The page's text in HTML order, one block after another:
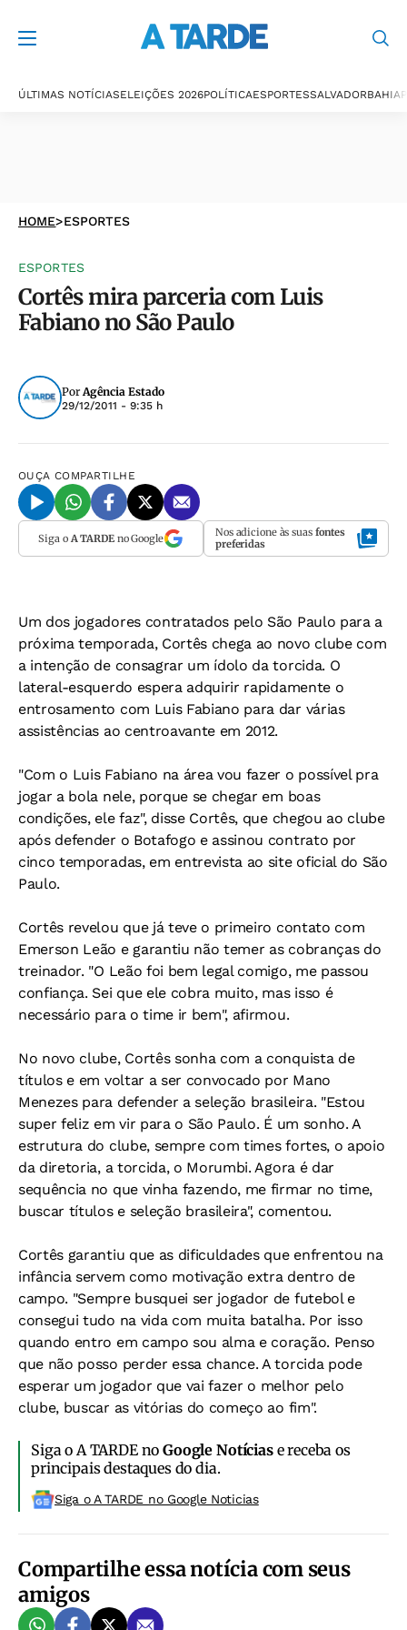
ÚLTIMAS NOTÍCIASELEIÇÕES 2026POLÍTICAESPORTESSALVADORBAHIA
HOME>ESPORTES
ESPORTES
Cortês mira parceria com Luis
Fabiano no São Paulo
PorAgência Estado
29/12/2011 - 9:35 h
OUÇA COMPARTILHE
Siga o A TARDEno Google Nos adicione às suas fontes
preferidas
Um dos jogadores contratados pelo São Paulo para a
próxima temporada, Cortês chega ao novo clube com
a intenção de consagrar um ídolo da torcida. O
lateral-esquerdo espera adquirir rapidamente o
entrosamento com Luis Fabiano para dar várias
assistências ao centroavante em 2012.
"Com o Luis Fabiano na área vou fazer o possível pra
jogar a bola nele, porque se chegar em boas
condições, ele faz", disse Cortês, que chegou ao clube
após defender o Botafogo e assinou contrato por
cinco temporadas, em entrevista ao site oficial do São
Paulo.
Cortês revelou que já teve o primeiro contato com
Emerson Leão e garantiu não temer as cobranças do
treinador. "O Leão foi bem legal comigo, me passou
confiança. Sei que ele cobra muito, mas isso é
necessário para o time ir bem", afirmou.
No novo clube, Cortês sonha com a conquista de
títulos e em voltar a ser convocado por Mano
Menezes para defender a seleção brasileira. "Estou
super feliz em vir para o São Paulo. É um sonho. A
estrutura do clube, sempre com times fortes, o apoio
da diretoria, a torcida, o Morumbi. Agora é dar
sequência no que vinha fazendo, me firmar no time,
buscar títulos e seleção brasileira", comentou.
Cortês garantiu que as dificuldades que enfrentou na
infância servem como motivação extra dentro de
campo. "Sempre busquei ser jogador de futebol e
consegui tudo na vida com muita batalha. Por isso
quando entro em campo sou alma e coração. Penso
que não posso perder essa chance. A torcida pode
esperar um jogador que vai fazer o melhor pelo
clube, buscar as vitórias do começo ao fim".
Siga o A TARDE noGoogle Notíciase receba os
principais destaques do dia.
Siga o A TARDE no Google Noticias
Compartilhe essa notícia com seus
amigos